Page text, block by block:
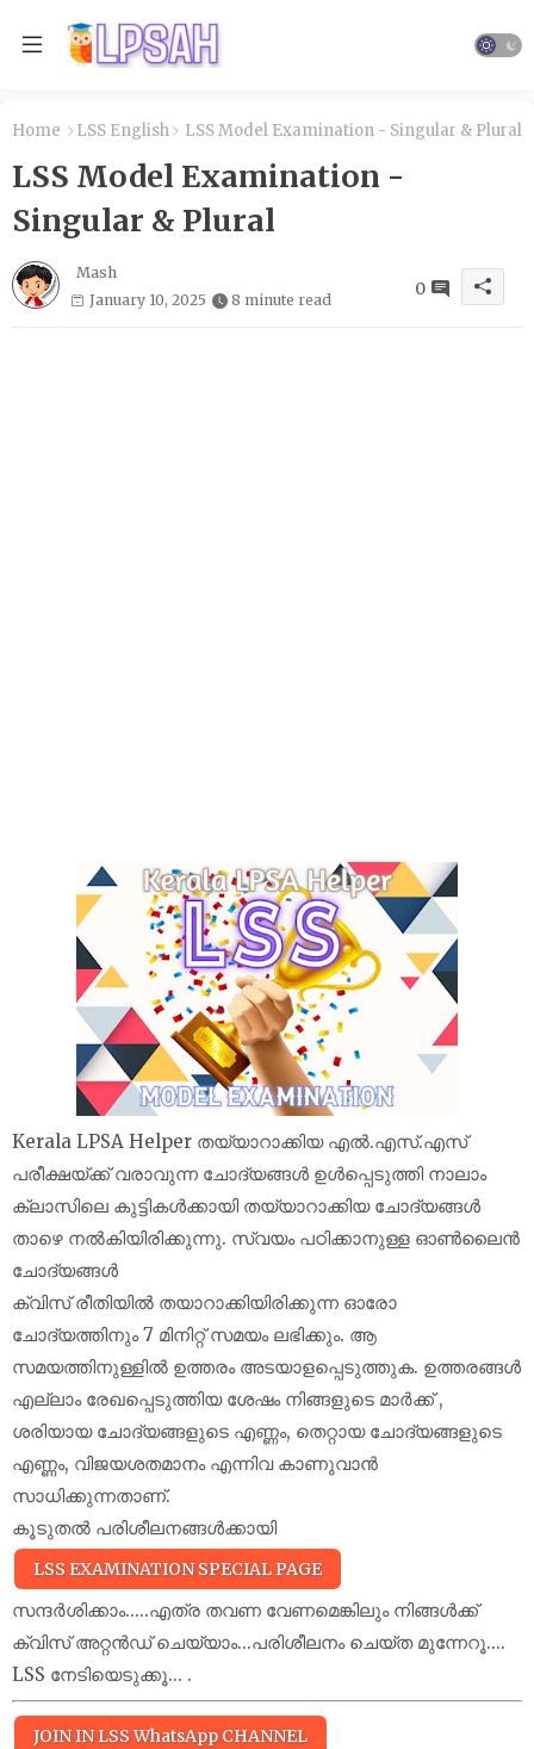
Home LSS English LSS Model Examination - Singular & Plural
LSS Model Examination -
Singular & Plural
Mash
January 10, 2025
8 minute read
0
Kerala LPSA Helper തയ്യാറാക്കിയ എൽ.എസ്.എസ്
പരീക്ഷയ്‌ക്ക് വരാവുന്ന ചോദ്യങ്ങൾ ഉൾപ്പെടുത്തി നാലാം
ക്ലാസിലെ കുട്ടികൾക്കായി തയ്യാറാക്കിയ ചോദ്യങ്ങൾ
താഴെ നൽകിയിരിക്കുന്നു. സ്വയം പഠിക്കാനുള്ള ഓൺലൈൻ
ചോദ്യങ്ങൾ
ക്വിസ് രീതിയിൽ തയാറാക്കിയിരിക്കുന്ന ഓരോ
ചോദ്യത്തിനും 7 മിനിറ്റ് സമയം ലഭിക്കും. ആ
സമയത്തിനുള്ളിൽ ഉത്തരം അടയാളപ്പെടുത്തുക. ഉത്തരങ്ങൾ
എല്ലാം രേഖപ്പെടുത്തിയ ശേഷം നിങ്ങളുടെ മാർക്ക് ,
ശരിയായ ചോദ്യങ്ങളുടെ എണ്ണം, തെറ്റായ ചോദ്യങ്ങളുടെ
എണ്ണം, വിജയശതമാനം എന്നിവ കാണുവാൻ
സാധിക്കുന്നതാണ്.
കൂടുതൽ പരിശീലനങ്ങൾക്കായി
LSS EXAMINATION SPECIAL PAGE
സന്ദർശിക്കാം.....എത്ര തവണ വേണമെങ്കിലും നിങ്ങൾക്ക്
ക്വിസ് അറ്റൻഡ് ചെയ്യാം...പരിശീലനം ചെയ്ത മുന്നേറൂ....
LSS നേടിയെടുക്കൂ... .
JOIN IN LSS WhatsApp CHANNEL